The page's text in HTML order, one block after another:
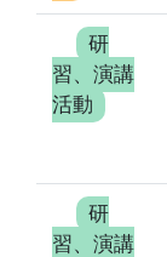
研
習、演講
活動
研
習、演講